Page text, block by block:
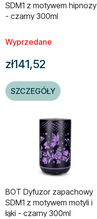
SDM1 z motywem hipnozy
- czarny 300ml
Wyprzedane
zł141,52
SZCZEGÓŁY
BOT Dyfuzor zapachowy
SDM1 z motywem motyli i
łąki - czarny 300ml